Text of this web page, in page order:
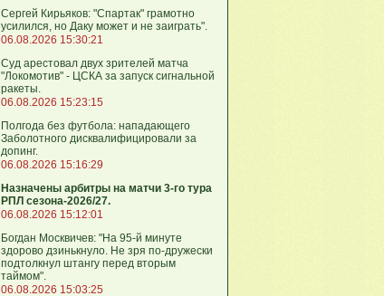
Сергей Кирьяков: "Спартак" грамотно
усилился, но Даку может и не заиграть".
06.08.2026 15:30:21
Суд арестовал двух зрителей матча
"Локомотив" - ЦСКА за запуск сигнальной
ракеты.
06.08.2026 15:23:15
Полгода без футбола: нападающего
Заболотного дисквалифицировали за
допинг.
06.08.2026 15:16:29
Назначены арбитры на матчи 3-го тура
РПЛ сезона-2026/27.
06.08.2026 15:12:01
Богдан Москвичев: "На 95‑й минуте
здорово дзинькнуло. Не зря по‑дружески
подтолкнул штангу перед вторым
таймом".
06.08.2026 15:03:25